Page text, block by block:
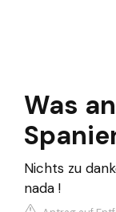
Was
Nichts zu
nada !